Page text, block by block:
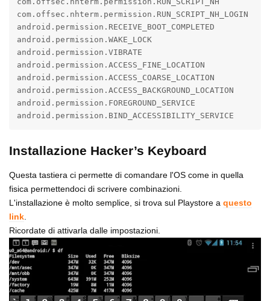
com.offsec.nhterm.permission.RUN_SCRIPT_NH_LOGIN
android.permission.RECEIVE_BOOT_COMPLETED
android.permission.WAKE_LOCK
android.permission.VIBRATE
android.permission.ACCESS_FINE_LOCATION
android.permission.ACCESS_COARSE_LOCATION
android.permission.ACCESS_BACKGROUND_LOCATION
android.permission.FOREGROUND_SERVICE
android.permission.BIND_ACCESSIBILITY_SERVICE
Installazione Hacker’s Keyboard
Questa tastiera ci permette di comandare l'OS come in quella
fisica permettendoci di scrivere combinazioni.
L'installazione è molto semplice, si trova sul Playstore a questo
link
Ricordate di attivarla dalle impostazioni.